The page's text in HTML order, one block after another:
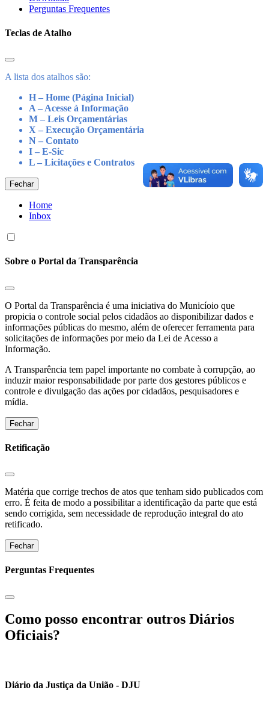
Perguntas Frequentes
Teclas de Atalho
A lista dos atalhos são:
H – Home (Página Inicial)
A – Acesse à Informação
M – Leis Orçamentárias
X – Execução Orçamentária
N – Contato
I – E-Sic
L – Licitações e Contratos
Fechar
Home
Inbox
Sobre o Portal da Transparência
O Portal da Transparência é uma iniciativa do Municíoio que
propicia o controle social pelos cidadãos ao disponibilizar dados e
informações públicas do mesmo, além de oferecer ferramenta para
solicitações de informações por meio da Lei de Acesso a
Informação.
A Transparência tem papel importante no combate à corrupção, ao
induzir maior responsabilidade por parte dos gestores públicos e
controle e divulgação das ações por cidadãos, pesquisadores e
mídia.
Fechar
Retificação
Matéria que corrige trechos de atos que tenham sido publicados com
erro. É feita de modo a possibilitar a identificação da parte que está
sendo corrigida, sem necessidade de reprodução integral do ato
retificado.
Fechar
Perguntas Frequentes
Como posso encontrar outros Diários
Oficiais?
Diário da Justiça da União - DJU